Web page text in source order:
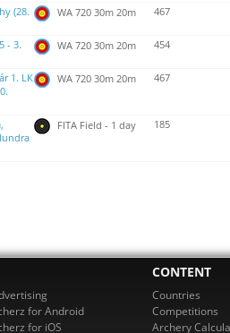
(28.
WA 720 30m 20m 467
- 3.
WA 720 30m 20m 454
1. LK
WA 720 30m 20m 467
FITA Field - 1 day 185
for Android
for iOS
CONTENT
Countries
Competitions
Archery